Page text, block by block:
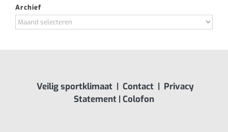
Archief
Archief
Veilig sportklimaat| Contact| Privacy
Statement | Colofon